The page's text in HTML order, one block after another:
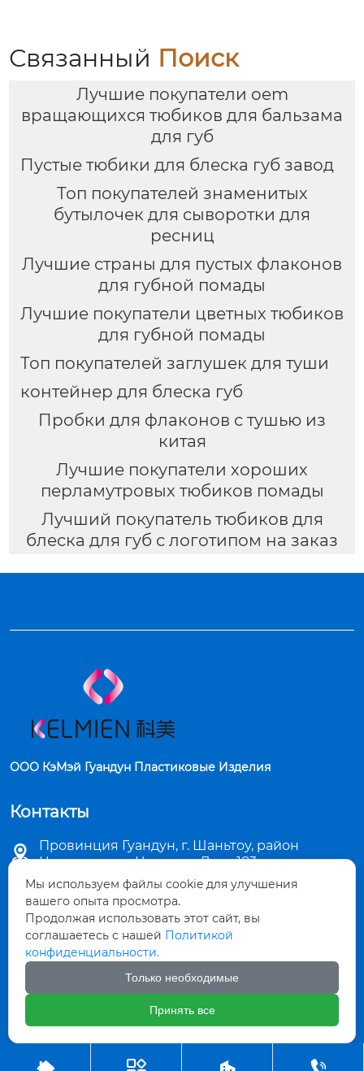
Связанный Поиск
Лучшие покупатели oem
вращающихся тюбиков для бальзама
для губ
Пустые тюбики для блеска губ завод
Топ покупателей знаменитых
бутылочек для сыворотки для
ресниц
Лучшие страны для пустых флаконов
для губной помады
Лучшие покупатели цветных тюбиков
для губной помады
Топ покупателей заглушек для туши
контейнер для блеска губ
Пробки для флаконов с тушью из
китая
Лучшие покупатели хороших
перламутровых тюбиков помады
Лучший покупатель тюбиков для
блеска для губ с логотипом на заказ
ООО КэМэй Гуандун Пластиковые Изделия
Контакты

Провинция Гуандун, г. Шаньтоу, район
Цзиньпин, ул. Чаошань Лу, д. 183
 sales5@stkemei.com
 +86-754-82124723
+86-754-82486723
Мы используем файлы cookie для улучшения
вашего опыта просмотра.
Продолжая использовать этот сайт, вы
соглашаетесь с нашей Политикой
конфиденциальности.
Только необходимые
Принять все